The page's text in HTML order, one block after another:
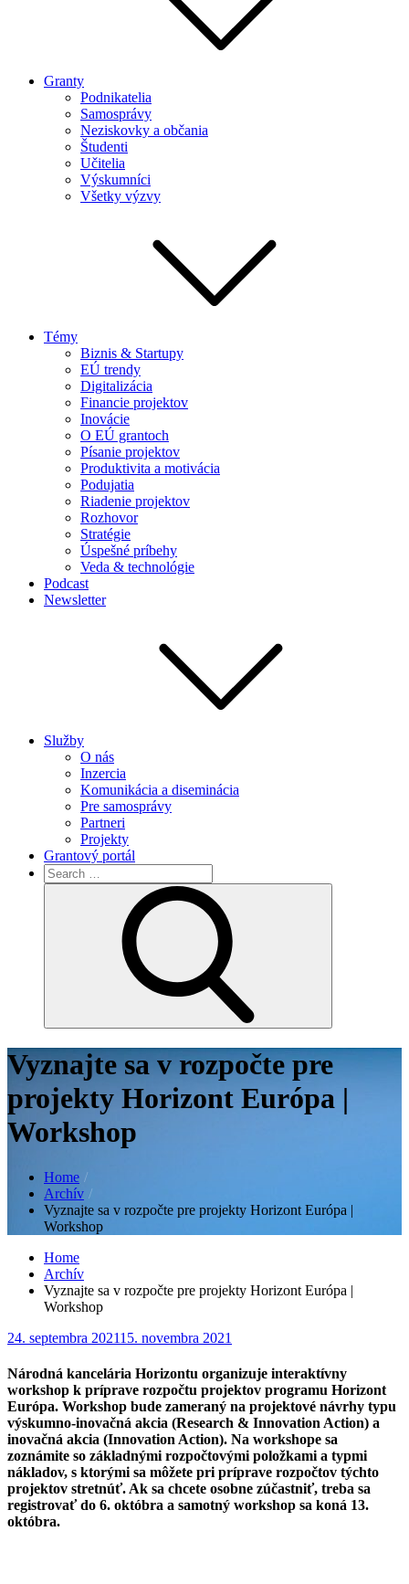
Granty
Podnikatelia
Samosprávy
Neziskovky a občania
Študenti
Učitelia
Výskumníci
Všetky výzvy
Témy
Biznis & Startupy
EÚ trendy
Digitalizácia
Financie projektov
Inovácie
O EÚ grantoch
Písanie projektov
Produktivita a motivácia
Podujatia
Riadenie projektov
Rozhovor
Stratégie
Úspešné príbehy
Veda & technológie
Podcast
Newsletter
Služby
O nás
Inzercia
Komunikácia a diseminácia
Pre samosprávy
Partneri
Projekty
Grantový portál
Search
for:
Vyznajte sa v rozpočte pre
projekty Horizont Európa |
Workshop
Home
Archív
Vyznajte sa v rozpočte pre projekty Horizont Európa |
Workshop
Home
Archív
Vyznajte sa v rozpočte pre projekty Horizont Európa |
Workshop
Posted
24. septembra 202115. novembra 2021
Národná kancelária Horizontu organizuje interaktívny
workshop k príprave rozpočtu projektov programu Horizont
Európa. Workshop bude zameraný na projektové návrhy typu
výskumno-inovačná akcia (Research & Innovation Action) a
inovačná akcia (Innovation Action). Na workshope sa
zoznámite so základnými rozpočtovými položkami a typmi
nákladov, s ktorými sa môžete pri príprave rozpočtov týchto
projektov stretnúť. Ak sa chcete osobne zúčastniť, treba sa
registrovať do 6. októbra a samotný workshop sa koná 13.
októbra.